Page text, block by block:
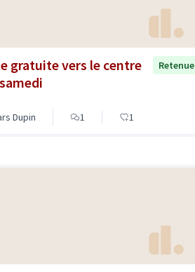
gratuite vers le centre
Retenue
Dupin 1 1